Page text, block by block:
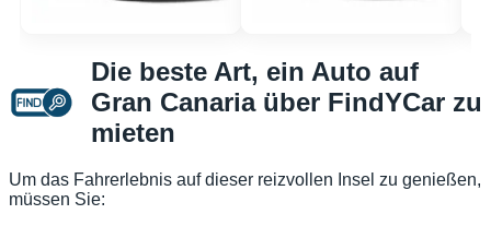
Die beste Art, ein Auto auf
Gran Canaria über FindYCar zu
mieten
Um das Fahrerlebnis auf dieser reizvollen Insel zu genießen,
müssen Sie: